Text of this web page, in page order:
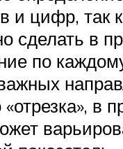
и цифр, так
сделать в
по
«отрезка», в